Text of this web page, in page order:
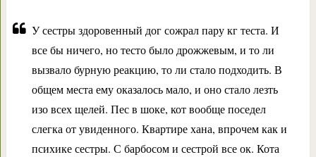
У сестры здоровенный дог сожрал пару кг теста. И
все бы ничего, но тесто было дрожжевым, и то ли
вызвало бурную реакцию, то ли стало подходить. В
общем места ему оказалось мало, и оно стало лезть
изо всех щелей. Пес в шоке, кот вообще поседел
слегка от увиденного. Квартире хана, впрочем как и
психике сестры. С барбосом и сестрой все ок. Кота